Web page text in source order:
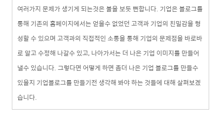
여러가지 문제가 생기게 되는것은 불을 보듯 뻔합니다. 기업은 블로그를
통해 기존의 홈페이지에서는 얻을수 없었던 고객과 기업의 친밀감을 형
성할 수 있으며 고객과의 직접적인 소통을 통해 기업의 문제점을 바로바
로 알고 수정해 나갈수 있고, 나아가서는 더 나은 기업 이미지를 만들어
낼수 있습니다. 그렇다면 어떻게 하면 좀더 나은 기업 블로그를 만들수
있을지 기업블로그를 만들기전 생각해 봐야 하는 것들에 대해 살펴보겠
습니다.